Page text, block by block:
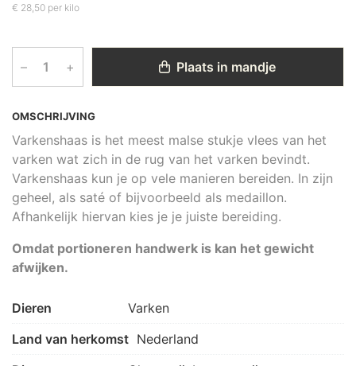
OMSCHRIJVING
Varkenshaas is het meest malse stukje vlees van het
varken wat zich in de rug van het varken bevindt.
Varkenshaas kun je op vele manieren bereiden. In zijn
geheel, als saté of bijvoorbeeld als medaillon.
Afhankelijk hiervan kies je je juiste bereiding.
Omdat portioneren handwerk is kan het gewicht
afwijken.
€ 28,50 per kilo
– + Plaats in mandje
Dieren
Varken
Land van herkomst Nederland